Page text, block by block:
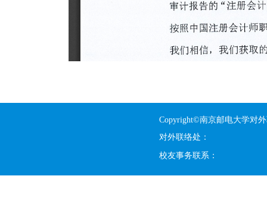
Copyright©南京邮电大学对
对外联络处：
校友事务联系：